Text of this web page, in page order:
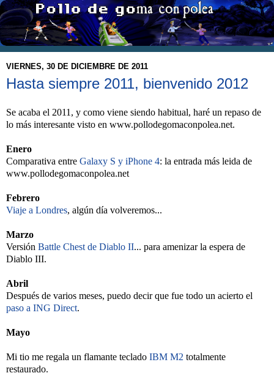
VIERNES, 30 DE DICIEMBRE DE 2011
Hasta siempre 2011, bienvenido 2012
Se acaba el 2011, y como viene siendo habitual, haré un repaso de
lo más interesante visto en www.pollodegomaconpolea.net.
Enero
Comparativa entre Galaxy S y iPhone 4: la entrada más leida de
www.pollodegomaconpolea.net
Febrero
Viaje a Londres, algún día volveremos...
Marzo
Versión Battle Chest de Diablo II... para amenizar la espera de
Diablo III.
Abril
Después de varios meses, puedo decir que fue todo un acierto el
paso a ING Direct.
Mayo
Mi tio me regala un flamante teclado IBM M2 totalmente
restaurado.